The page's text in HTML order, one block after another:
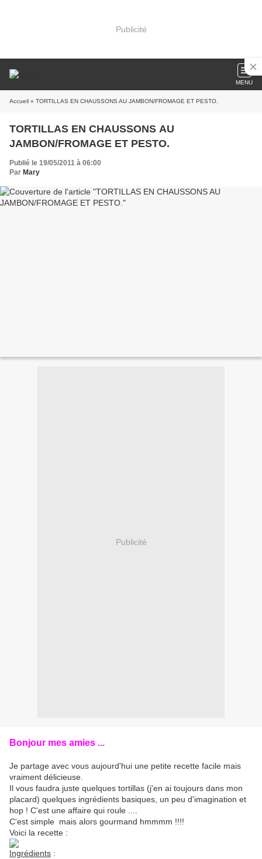
Publicité
MENU
Accueil » TORTILLAS EN CHAUSSONS AU JAMBON/FROMAGE ET PESTO.
TORTILLAS EN CHAUSSONS AU
JAMBON/FROMAGE ET PESTO.
Publié le 19/05/2011 à 06:00
Par Mary
Publicité
Bonjour mes amies ...
Je partage avec vous aujourd'hui une petite recette facile mais
vraiment délicieuse.
Il vous faudra juste quelques tortillas (j'en ai toujours dans mon
placard) quelques ingrédients basiques, un peu d'imagination et
hop ! C'est une affaire qui roule ....
C'est simple mais alors gourmand hmmmm !!!!
Voici la recette :
Ingrédients :